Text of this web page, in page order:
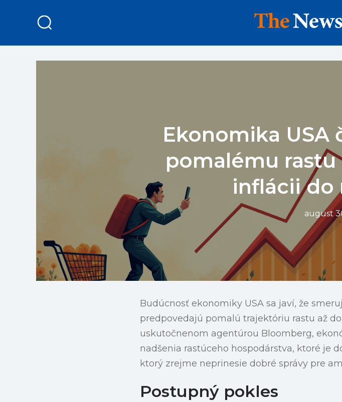
Ekonomika
pomalému
inflácii do
august
Budúcnosť ekonomiky USA sa javí, že
predpovedajú pomalú trajektóriu rastu až
uskutočnenom agentúrou Bloomberg,
nadšenia rastúceho hospodárstva, ktoré je
ktorý zrejme neprinesie dobré správy pre
Postupný pokles